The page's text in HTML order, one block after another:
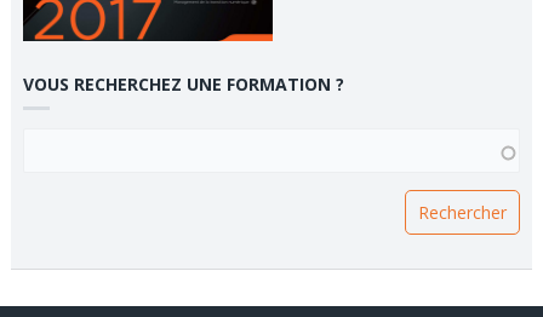
VOUS RECHERCHEZ UNE FORMATION ?